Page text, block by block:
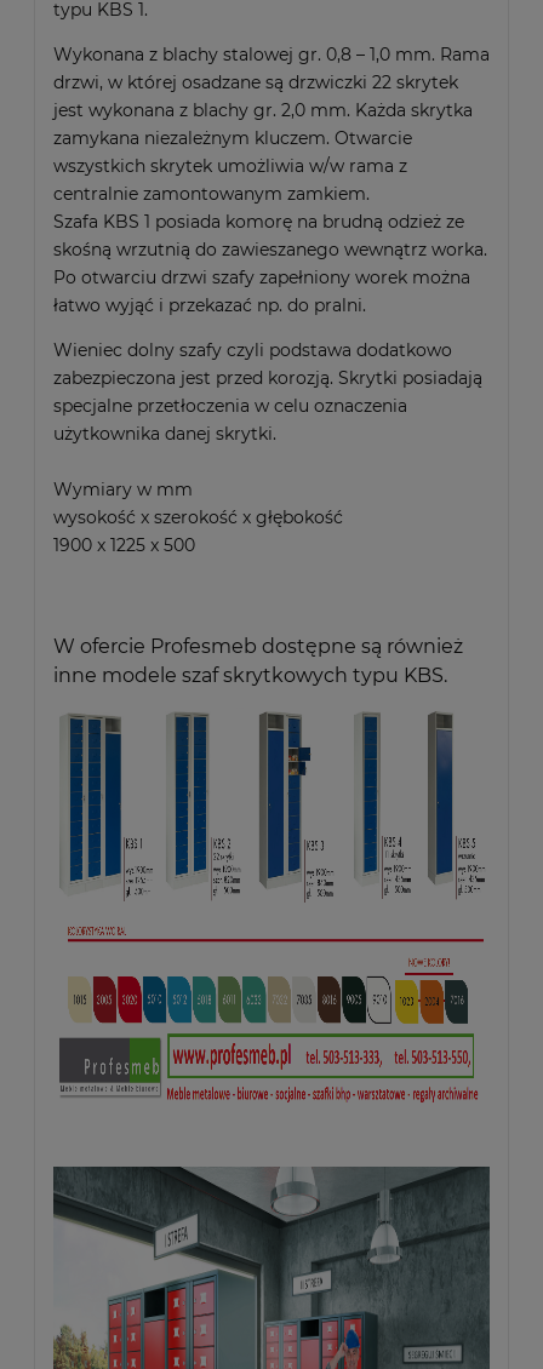
typu KBS 1.
Wykonana z blachy stalowej gr. 0,8 – 1,0 mm. Rama
drzwi, w której osadzane są drzwiczki 22 skrytek
jest wykonana z blachy gr. 2,0 mm. Każda skrytka
zamykana niezależnym kluczem. Otwarcie
wszystkich skrytek umożliwia w/w rama z
centralnie zamontowanym zamkiem.
Szafa KBS 1 posiada komorę na brudną odzież ze
skośną wrzutnią do zawieszanego wewnątrz worka.
Po otwarciu drzwi szafy zapełniony worek można
łatwo wyjąć i przekazać np. do pralni.
Wieniec dolny szafy czyli podstawa dodatkowo
zabezpieczona jest przed korozją. Skrytki posiadają
specjalne przetłoczenia w celu oznaczenia
użytkownika danej skrytki.
Wymiary w mm
wysokość x szerokość x głębokość
1900 x 1225 x 500
W ofercie Profesmeb dostępne są również
inne modele szaf skrytkowych typu KBS.